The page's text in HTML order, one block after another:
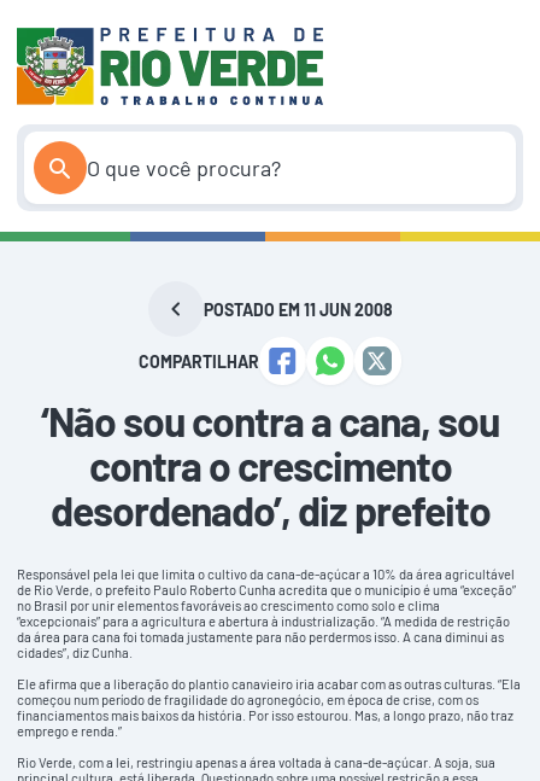
conteúdo
POSTADO EM 11 JUN 2008
COMPARTILHAR
‘Não sou contra a cana, sou
contra o crescimento
desordenado’, diz prefeito
Responsável pela lei que limita o cultivo da cana-de-açúcar a 10% da área agricultável
de Rio Verde, o prefeito Paulo Roberto Cunha acredita que o município é uma “exceção”
no Brasil por unir elementos favoráveis ao crescimento como solo e clima
“excepcionais” para a agricultura e abertura à industrialização. “A medida de restrição
da área para cana foi tomada justamente para não perdermos isso. A cana diminui as
cidades”, diz Cunha.
Ele afirma que a liberação do plantio canavieiro iria acabar com as outras culturas. “Ela
começou num período de fragilidade do agronegócio, em época de crise, com os
financiamentos mais baixos da história. Por isso estourou. Mas, a longo prazo, não traz
emprego e renda.”
Rio Verde, com a lei, restringiu apenas a área voltada à cana-de-açúcar. A soja, sua